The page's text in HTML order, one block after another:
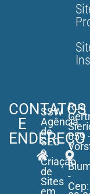
CONTATOS
E
ENDEREÇO
SSW
Agência
de
SEO
e
Criação
de
Sites
em
Rua
659 -
-
-
Cep: